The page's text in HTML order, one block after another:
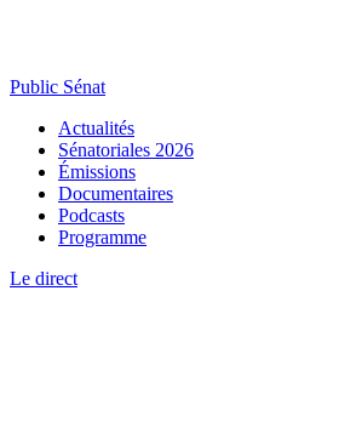
Public Sénat
Actualités
Sénatoriales 2026
Émissions
Documentaires
Podcasts
Programme
Le direct